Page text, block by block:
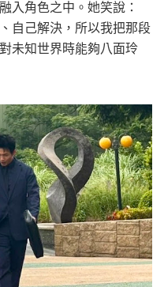
入角色之中。她笑說：
自己解決，所以我把那段
未知世界時能夠八面玲